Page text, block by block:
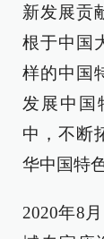
新发展贡
根于中国
样的中国
发展中国
中，不断
华中国特
2020年8